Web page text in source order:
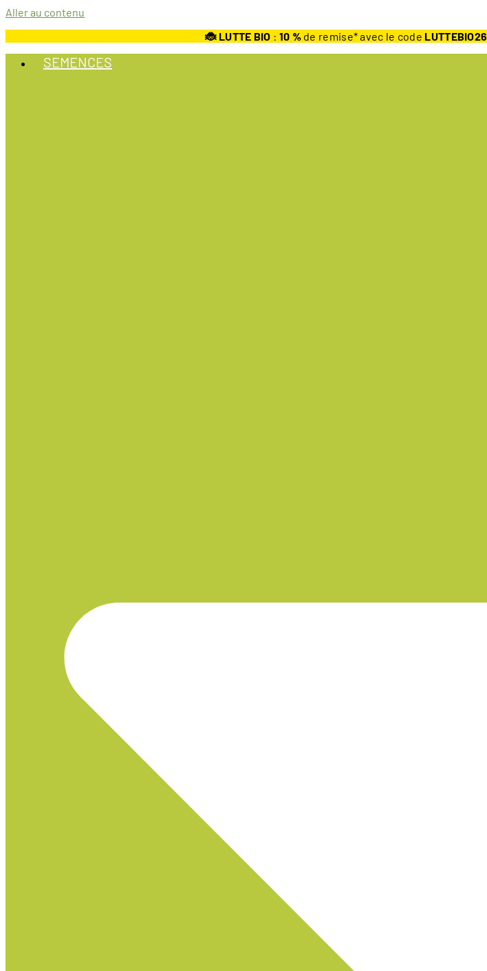
Aller au contenu
🐞 LUTTE BIO : 10 %de remise* avec le code LUTTEBIO26
SEMENCES